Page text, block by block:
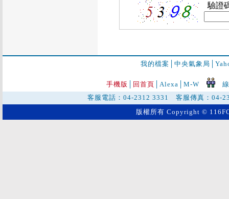
驗證
我的檔案 中央氣象局
手機版 回首頁 Alexa│ M-W
客服電話：04-2312 3331 客服傳真：
版權所有 Copyright ©